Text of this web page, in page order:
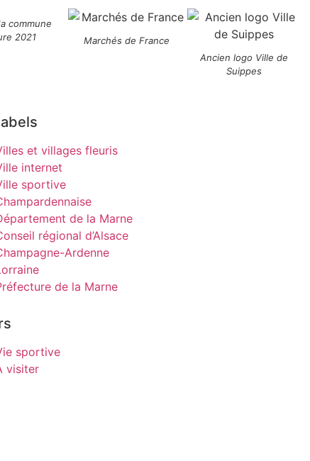
commune
2021
Marchés de France
Ancien logo Ville de
Suippes
et villages fleuris
internet
sportive
de la Marne
régional d’Alsace
Ardenne
de la Marne
sportive
visiter